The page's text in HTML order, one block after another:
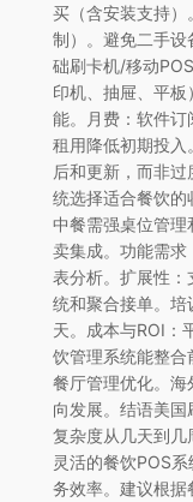
买（含安装支持
制）。避免二手
础刷卡机/移动
印机、抽屉、平
能。月费：软件
租用降低初期投入
后和更新，而非
统选择适合餐饮的
中餐需强桌位管
卖集成。功能需求
表分析。扩展性：
统和聚合接单。
天。成本与ROI：
饮管理系统能整合
餐厅管理优化。海
向发展。结语美
复杂度从几天到几
灵活的餐饮POS
务效率。建议根据